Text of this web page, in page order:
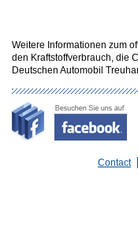
Weitere Informationen zum
den Kraftstoffverbrauch, die
Deutschen Automobil
Contact